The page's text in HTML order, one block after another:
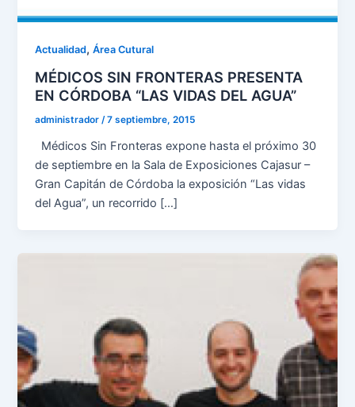
Actualidad,Área Cutural
MÉDICOS SIN FRONTERAS PRESENTA
EN CÓRDOBA “LAS VIDAS DEL AGUA”
administrador/7 septiembre, 2015
Médicos Sin Fronteras expone hasta el próximo 30
de septiembre en la Sala de Exposiciones Cajasur –
Gran Capitán de Córdoba la exposición “Las vidas
del Agua”, un recorrido […]